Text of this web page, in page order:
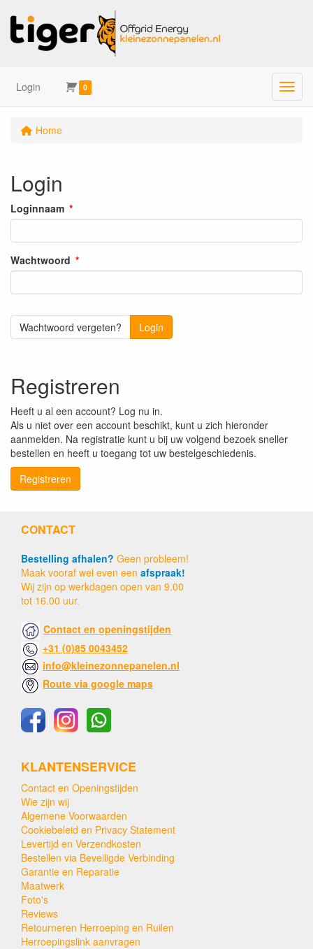
Login 0 Menu
Home
Login
Loginnaam
Wachtwoord
Wachtwoord vergeten? Login
Registreren
Heeft u al een account? Log nu in.
Als u niet over een account beschikt, kunt u zich hieronder
aanmelden. Na registratie kunt u bij uw volgend bezoek sneller
bestellen en heeft u toegang tot uw bestelgeschiedenis.
Registreren
CONTACT
Bestelling afhalen? Geen probleem!
Maak vooraf wel even een afspraak!
Wij zijn op werkdagen open van 9.00
tot 16.00 uur.
Contact en openingstijden
+31 (0)85 0043452
info@kleinezonnepanelen.nl
Route via google maps
KLANTENSERVICE
Contact en Openingstijden
Wie zijn wij
Algemene Voorwaarden
Cookiebeleid en Privacy Statement
Levertijd en Verzendkosten
Bestellen via Beveiligde Verbinding
Garantie en Reparatie
Maatwerk
Foto's
Reviews
Retourneren Herroeping en Ruilen
Herroepingslink aanvragen